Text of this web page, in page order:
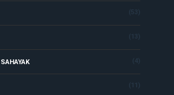
(53)
(13)
SAHAYAK (4)
(11)